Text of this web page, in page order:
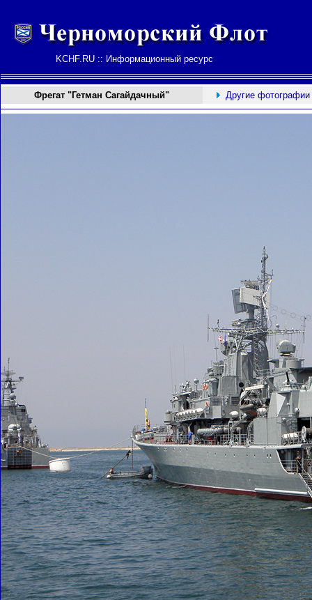
KCHF.RU :: Информационный ресурс
Фрегат "Гетман Сагайдачный" Другие фотографии